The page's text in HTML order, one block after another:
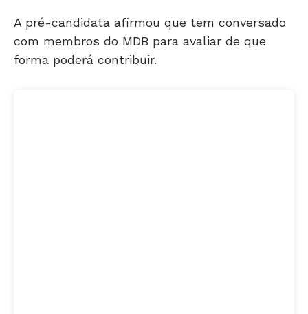
A pré-candidata afirmou que tem conversado
com membros do MDB para avaliar de que
forma poderá contribuir.